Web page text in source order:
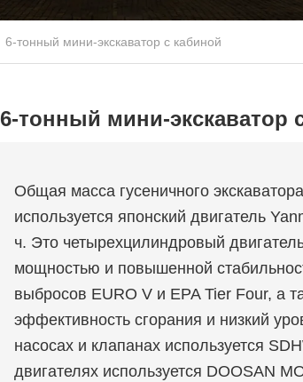
6-тонный мини-экскаватор с кабиной
6-тонный мини-экскаватор
Общая масса гусеничного
используется японский двигатель
ч. Это четырехцилиндровый
мощностью и повышенной
выбросов EURO V и EPA Tier Four, а
эффективность сгорания и низкий
насосах и клапанах используется
двигателях используется DOOSAN